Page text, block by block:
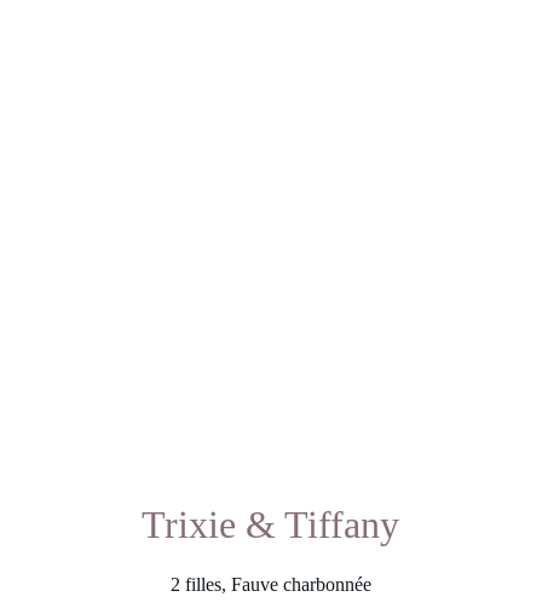
Trixie & Tiffany
2 filles, Fauve charbonnée